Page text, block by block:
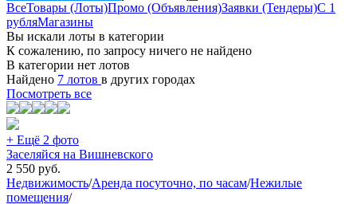
ВсеТовары (Лоты)Промо (Объявления)Заявки (Тендеры)С 1
рубляМагазины
Вы искали лоты в категории
К сожалению, по запросу ничего не найдено
В категории нет лотов
Найдено 7 лотов в других городах
Посмотреть все
+ Ещё 2 фото
Заселяйся на Вишневского
2 550 руб.
Недвижимость/Аренда посуточно, по часам/Нежилые
помещения/